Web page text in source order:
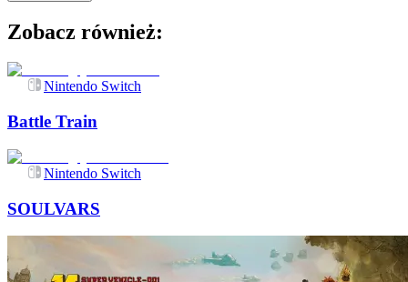
Zobacz również:
Nintendo Switch
Battle Train
Nintendo Switch
SOULVARS